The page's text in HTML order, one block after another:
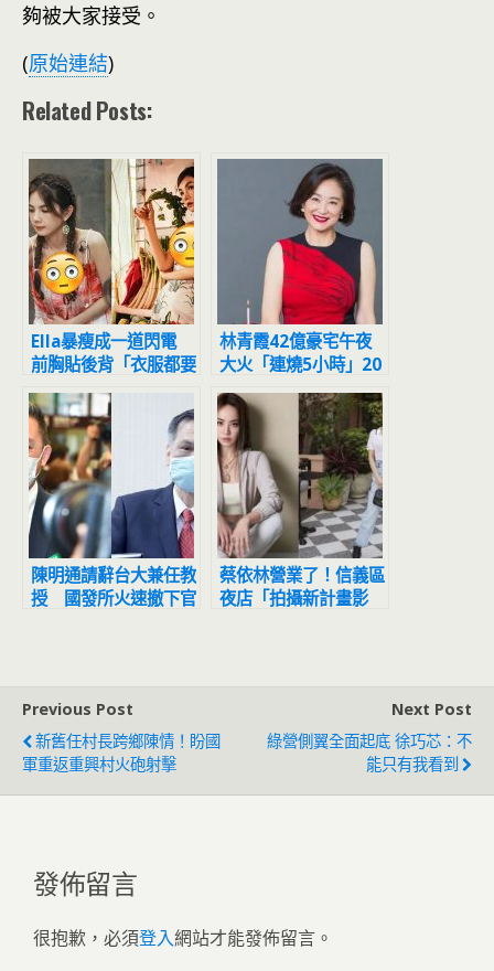
夠被大家接受。
(原始連結)
Related Posts:
Ella暴瘦成一道閃電
前胸貼後背「衣服都要
掉了」 網憂：快吃東
西
林青霞42億豪宅午夜
大火「連燒5小時」20
人緊急逃生
陳明通請辭台大兼任教
授 國發所火速撤下官
蔡依林營業了！信義區
夜店「拍攝新計畫影
Previous Post
新舊任村長跨鄉陳情！盼國
軍重返重興村火砲射擊
Next Post
綠營側翼全面起底 徐巧芯：不
能只有我看到
發佈留言
很抱歉，必須登入網站才能發佈留言。